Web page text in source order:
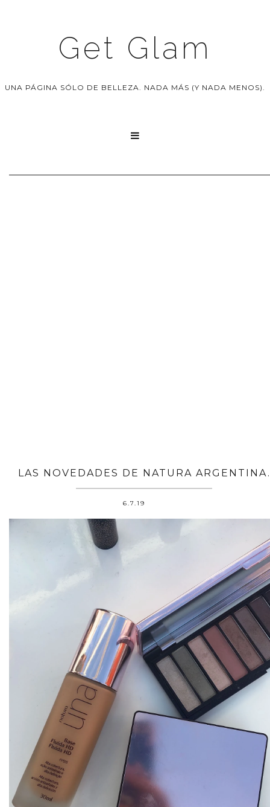
Get Glam
UNA PÁGINA SÓLO DE BELLEZA. NADA MÁS (Y NADA MENOS).

LAS NOVEDADES DE NATURA ARGENTINA.
6.7.19